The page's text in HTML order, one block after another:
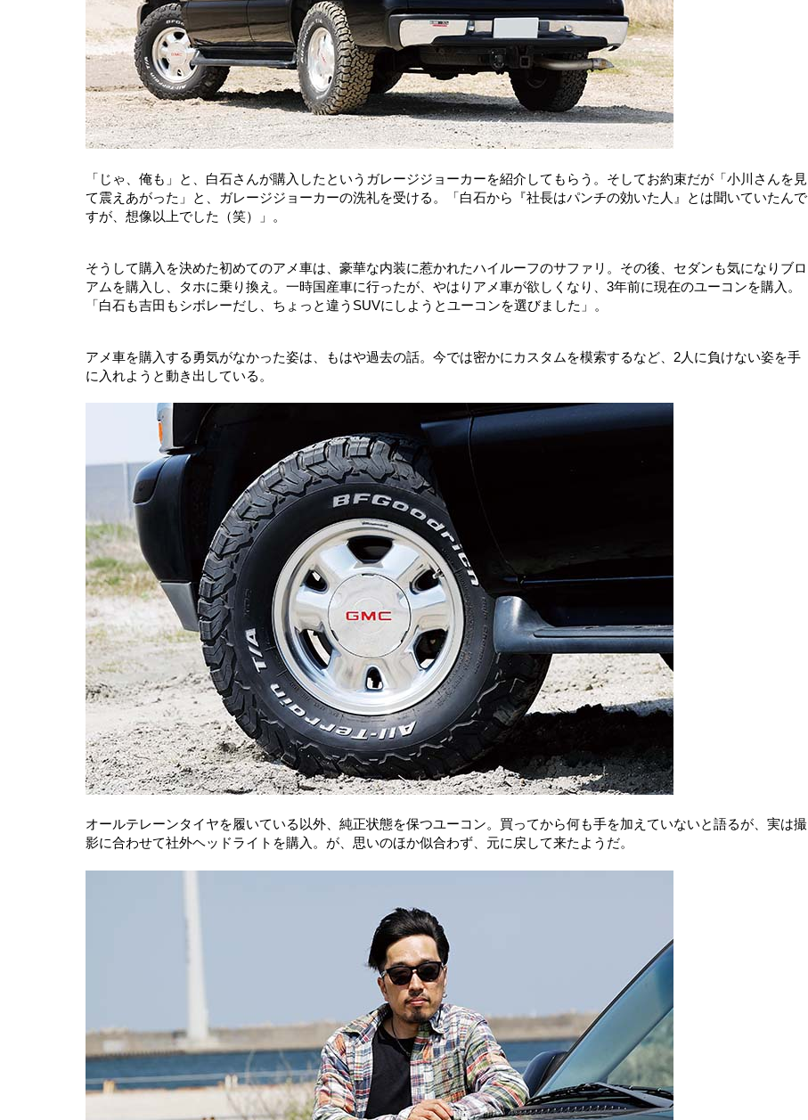
「じゃ、俺も」と、白石さんが購入したというガレージジョーカーを紹介してもらう。そしてお約束だが「小川さんを見
て震えあがった」と、ガレージジョーカーの洗礼を受ける。「白石から『社長はパンチの効いた人』とは聞いていたんで
すが、想像以上でした（笑）」。
そうして購入を決めた初めてのアメ車は、豪華な内装に惹かれたハイルーフのサファリ。その後、セダンも気になりブロ
アムを購入し、タホに乗り換え。一時国産車に行ったが、やはりアメ車が欲しくなり、3年前に現在のユーコンを購入。
「白石も吉田もシボレーだし、ちょっと違うSUVにしようとユーコンを選びました」。
アメ車を購入する勇気がなかった姿は、もはや過去の話。今では密かにカスタムを模索するなど、2人に負けない姿を手
に入れようと動き出している。
オールテレーンタイヤを履いている以外、純正状態を保つユーコン。買ってから何も手を加えていないと語るが、実は撮
影に合わせて社外ヘッドライトを購入。が、思いのほか似合わず、元に戻して来たようだ。